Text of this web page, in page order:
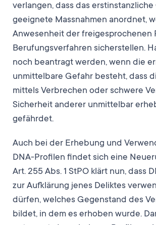
verlangen, dass das
geeignete Massnahmen anordnet,
Anwesenheit der freigesprochenen
Berufungsverfahren sicherstellen.
noch beantragt werden, wenn die
unmittelbare Gefahr besteht, dass
mittels Verbrechen oder schwere
Sicherheit anderer unmittelbar
gefährdet.
Auch bei der Erhebung und
DNA-Profilen findet sich eine
Art. 255 Abs. 1 StPO klärt nun, dass
zur Aufklärung jenes Deliktes
dürfen, welches Gegenstand des
bildet, in dem es erhoben wurde.